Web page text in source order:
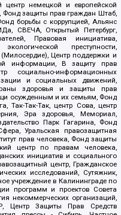
центр немецкой и европейской
Фонд защиты прав граждан Штаб,
борьбы с коррупцией, Альянс
СВЕЧА, Открытый Петербург,
Правовая инициатива,
преступности,
Центр поддержки и
информации, В защиту прав
социально-информационных
и социальных движений,
здоровья и защиты прав
осужденным и их семьям, Фонд
Так-Так-Так, центр Сова, центр
Эра здоровья, Мемориал,
Парк Гагарина, Фонд
Уральская правозащитная
прав человека, Фонд защиты
центр по правам человека,
инициатив и социального
центр, Гражданское
исследований, Сутяжник,
учреждение в Калининграде по
программ и проектов Совета
некоммерческих организаций,
Р, Центр Защиты Прав Средств